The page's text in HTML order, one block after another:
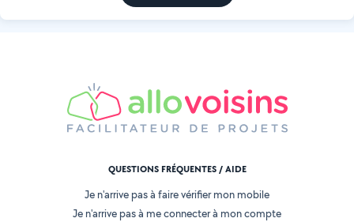
QUESTIONS FRÉQUENTES / AIDE
Je n'arrive pas à faire vérifier mon mobile
Je n'arrive pas à me connecter à mon compte